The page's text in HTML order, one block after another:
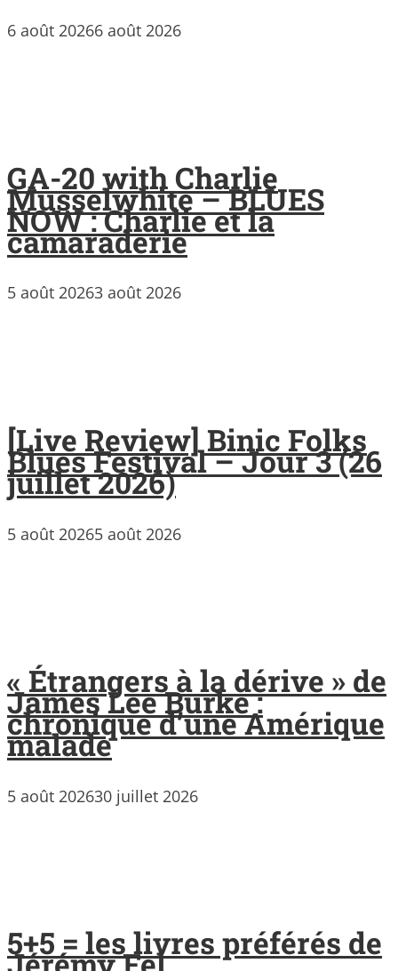
6 août 20266 août 2026
GA-20 with Charlie
Musselwhite – BLUES
NOW : Charlie et la
camaraderie
5 août 20263 août 2026
[Live Review] Binic Folks
Blues Festival – Jour 3 (26
juillet 2026)
5 août 20265 août 2026
« Étrangers à la dérive » de
James Lee Burke :
chronique d’une Amérique
malade
5 août 202630 juillet 2026
5+5 = les livres préférés de